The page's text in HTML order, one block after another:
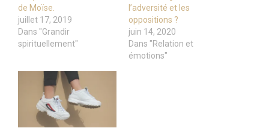
de Moïse.
juillet 17, 2019
Dans "Grandir
spirituellement"
l’adversité et les
oppositions ?
juin 14, 2020
Dans "Relation et
émotions"